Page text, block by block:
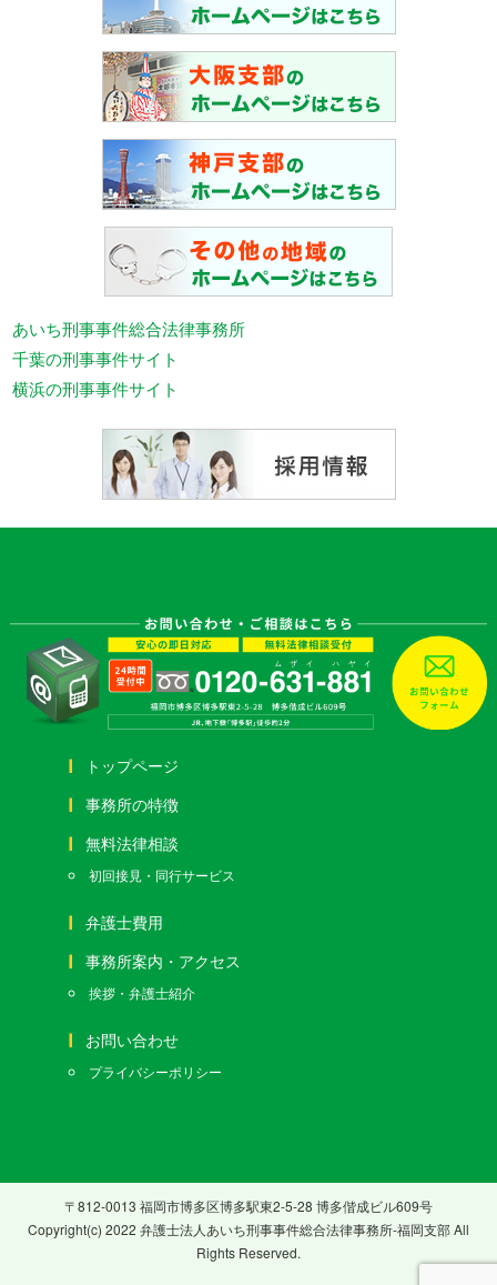
あいち刑事事件総合法律事務所
千葉の刑事事件サイト
横浜の刑事事件サイト
トップページ
事務所の特徴
無料法律相談
初回接見・同行サービス
弁護士費用
事務所案内・アクセス
挨拶・弁護士紹介
お問い合わせ
プライバシーポリシー
〒812-0013 福岡市博多区博多駅東2-5-28 博多偕成ビル609号
Copyright(c) 2022 弁護士法人あいち刑事事件総合法律事務所-福岡支部 All
Rights Reserved.